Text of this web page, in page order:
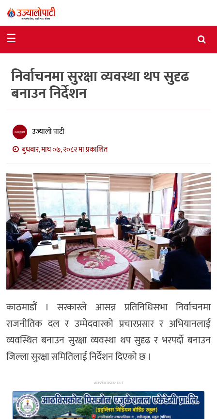
राजनीति
विशेष
आर्थिक
अन्तर्वार्ता
मनोरञ्जन
विज्ञान
प्रविधि
खेलकुद
अन्य
☰
निर्वाचनमा सुरक्षा व्यवस्था थप सुदृढ
बनाउन निर्देशन
उज्यालो पाटी
बुधबार, माघ ०७, २०८२ मा प्रकाशित
काठमाडौं । सरकारले आसन्न प्रतिनिधिसभा निर्वाचनमा
राजनीतिक दल र उम्मेदवारको प्रचारप्रसार र अभियानलाई
व्यवस्थित बनाउन सुरक्षा व्यवस्था थप सुदृढ र भरपर्दो बनाउन
जिल्ला सुरक्षा समितिलाई निर्देशन दिएको छ ।
ADVERTISEMENT